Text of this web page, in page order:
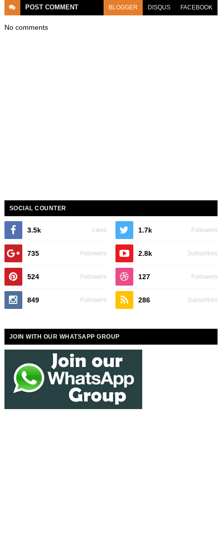
POST COMMENT BLOGGER DISQUS FACEBOOK
No comments
SOCIAL COUNTER
3.5k Likes 1.7k Followers
735 Followers 2.8k Subscribes
524 Followers 127 Followers
849 Followers 286 Subscribes
JOIN WITH OUR WHATSAPP GROUP